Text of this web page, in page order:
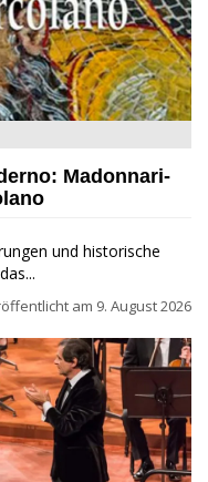
Madonnari-
und historische
am 9. August 2026